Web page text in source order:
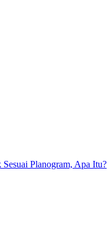
Planogram, Apa Itu?